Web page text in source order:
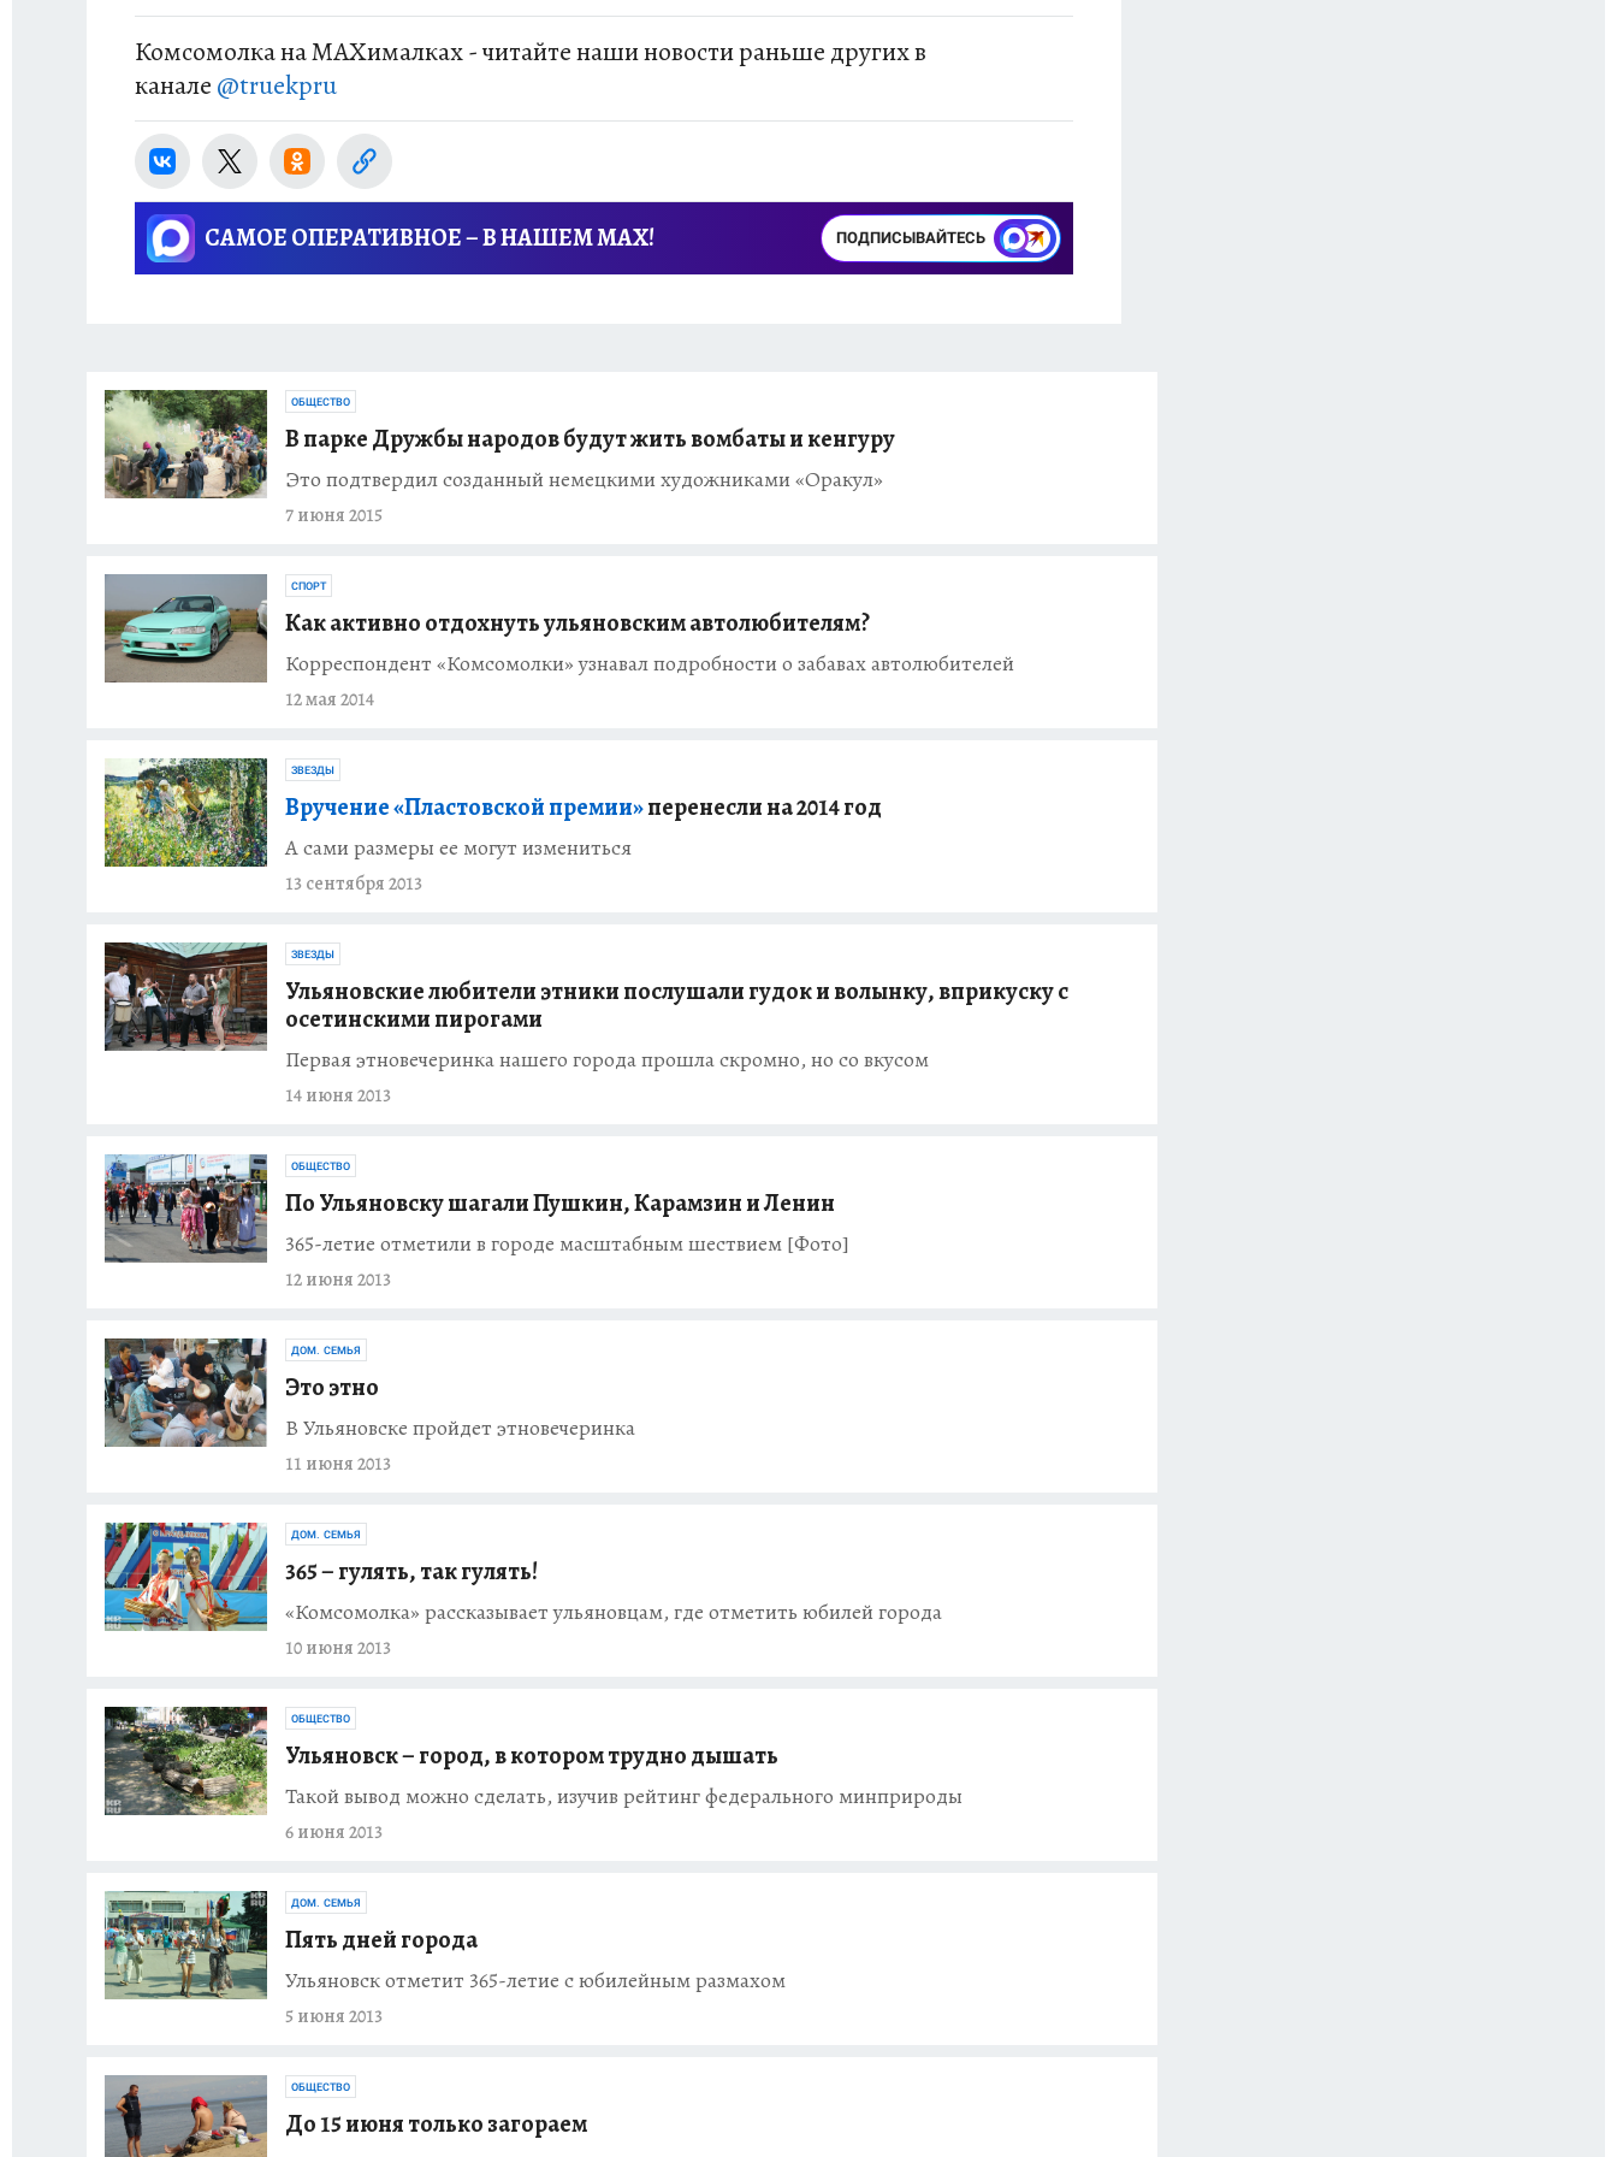
Комсомолка на MAXималках - читайте наши новости раньше других в
канале @truekpru
САМОЕ ОПЕРАТИВНОЕ – В НАШЕМ MAX! ПОДПИСЫВАЙТЕСЬ
ОБЩЕСТВО
В парке Дружбы народов будут жить вомбаты и кенгуру
Это подтвердил созданный немецкими художниками «Оракул»
7 июня 2015
СПОРТ
Как активно отдохнуть ульяновским автолюбителям?
Корреспондент «Комсомолки» узнавал подробности о забавах автолюбителей
12 мая 2014
ЗВЕЗДЫ
Вручение «Пластовской премии»перенесли на 2014 год
А сами размеры ее могут измениться
13 сентября 2013
ЗВЕЗДЫ
Ульяновские любители этники послушали гудок и волынку, вприкуску с
осетинскими пирогами
Первая этновечеринка нашего города прошла скромно, но со вкусом
14 июня 2013
ОБЩЕСТВО
По Ульяновску шагали Пушкин, Карамзин и Ленин
365-летие отметили в городе масштабным шествием [Фото]
12 июня 2013
ДОМ. СЕМЬЯ
Это этно
В Ульяновске пройдет этновечеринка
11 июня 2013
ДОМ. СЕМЬЯ
365 – гулять, так гулять!
«Комсомолка» рассказывает ульяновцам, где отметить юбилей города
10 июня 2013
ОБЩЕСТВО
Ульяновск – город, в котором трудно дышать
Такой вывод можно сделать, изучив рейтинг федерального минприроды
6 июня 2013
ДОМ. СЕМЬЯ
Пять дней города
Ульяновск отметит 365-летие с юбилейным размахом
5 июня 2013
ОБЩЕСТВО
До 15 июня только загораем